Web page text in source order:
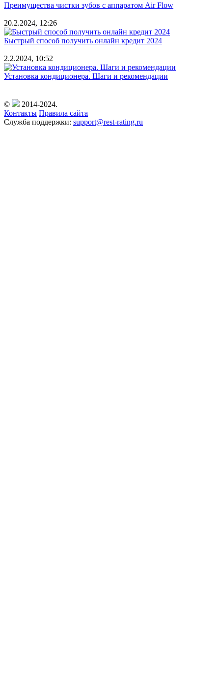
Преимущества чистки зубов с аппаратом Air Flow
20.2.2024, 12:26
Быстрый способ получить онлайн кредит 2024
2.2.2024, 10:52
Установка кондиционера. Шаги и рекомендации
©
2014-2024.
Контакты Правила сайта
Служба поддержки: support@rest-rating.ru